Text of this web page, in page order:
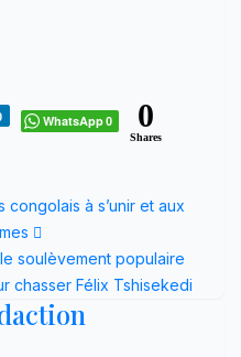
WhatsApp0 0
Shares
congolais à s’unir et aux
soulèvement populaire
chasser Félix Tshisekedi